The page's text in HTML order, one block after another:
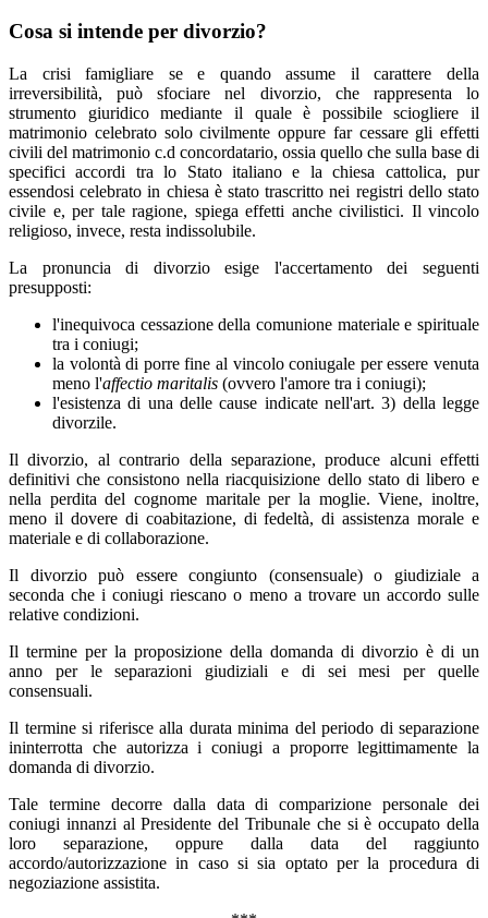
Cosa si intende per divorzio?
La crisi famigliare se e quando assume il carattere della
irreversibilità, può sfociare nel divorzio, che rappresenta lo
strumento giuridico mediante il quale è possibile sciogliere il
matrimonio celebrato solo civilmente oppure far cessare gli effetti
civili del matrimonio c.d concordatario, ossia quello che sulla base di
specifici accordi tra lo Stato italiano e la chiesa cattolica, pur
essendosi celebrato in chiesa è stato trascritto nei registri dello stato
civile e, per tale ragione, spiega effetti anche civilistici. Il vincolo
religioso, invece, resta indissolubile.
La pronuncia di divorzio esige l'accertamento dei seguenti
presupposti:
l'inequivoca cessazione della comunione materiale e spirituale
tra i coniugi;
la volontà di porre fine al vincolo coniugale per essere venuta
meno l'affectio maritalis (ovvero l'amore tra i coniugi);
l'esistenza di una delle cause indicate nell'art. 3) della legge
divorzile.
Il divorzio, al contrario della separazione, produce alcuni effetti
definitivi che consistono nella riacquisizione dello stato di libero e
nella perdita del cognome maritale per la moglie. Viene, inoltre,
meno il dovere di coabitazione, di fedeltà, di assistenza morale e
materiale e di collaborazione.
Il divorzio può essere congiunto (consensuale) o giudiziale a
seconda che i coniugi riescano o meno a trovare un accordo sulle
relative condizioni.
Il termine per la proposizione della domanda di divorzio è di un
anno per le separazioni giudiziali e di sei mesi per quelle
consensuali.
Il termine si riferisce alla durata minima del periodo di separazione
ininterrotta che autorizza i coniugi a proporre legittimamente la
domanda di divorzio.
Tale termine decorre dalla data di comparizione personale dei
coniugi innanzi al Presidente del Tribunale che si è occupato della
loro separazione, oppure dalla data del raggiunto
accordo/autorizzazione in caso si sia optato per la procedura di
negoziazione assistita.